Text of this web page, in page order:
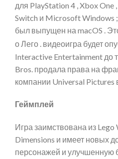
для PlayStation 4 , Xbox One
Switch и Microsoft Windows
был выпущен на macOS .
о Лего . видеоигра будет
Interactive Entertainment до
Bros. продала права на
компании Universal Pictures
Геймплей
Игра заимствована из Lego
Dimensions и имеет новых
персонажей и улучшенную